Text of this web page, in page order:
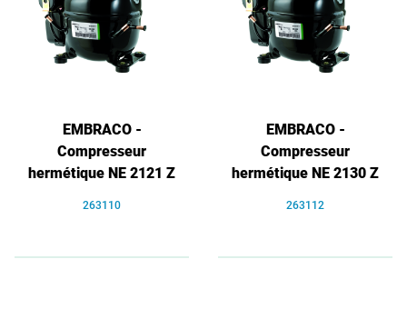
EMBRACO -
Compresseur
hermétique NE 2121 Z
263110
EMBRACO -
Compresseur
hermétique NE 2130 Z
263112